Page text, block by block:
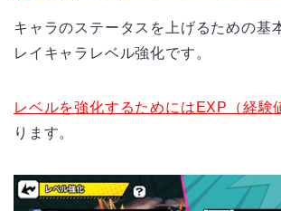
キャラのステータスを上げるための基
レイキャラレベル強化です。
レベルを強化するためにはEXP（経験
ります。